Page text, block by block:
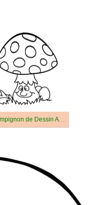
Champignon de Dessin Animé